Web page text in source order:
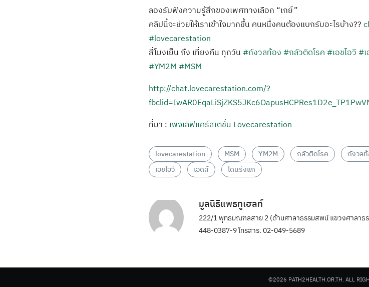
ลองรับฟังความรู้สึกของเพศทางเลือก “เกย์”
คลิปนี้จะช่วยให้เราเข้าใจมากขึ้น คนหนึ่งคนต้องแบกรับอะไรบ้าง??
#lovecarestation
สี่โมงเย็น ถึง เที่ยงคืน ทุกวัน #กังวลท้อง #กลัวติดโรค #เอชไอวี #
#YM2M #MSM
http://chat.lovecarestation.com/?
ที่มา : เพจเลิฟแคร์สเตชั่น Lovecarestation
lovecarestation MSM YM2M กลัวติดโรค กังวลท้
เอชไอวี
เอดส์ โดนรังแก
มูลนิธิแพธทูเฮลท์
222/1 พุทธมณฑลสาย 2 (ด้านศาลาธรรมสพน์ แขวงศาลาธ
448-0387-9 โทรสาร. 02-049-5689
©2026 PATH2HEALTH.OR.TH. ALL